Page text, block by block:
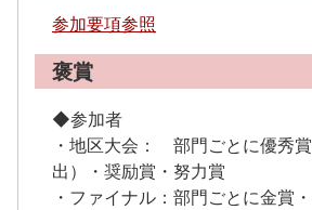
参加要項参照
褒賞
◆参加者
・地区大会： 部門ごとに優秀
出）・奨励賞・努力賞
・ファイナル：部門ごとに金賞